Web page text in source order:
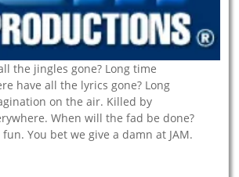
the jingles gone? Long time
have all the lyrics gone? Long
on the air. Killed by
When will the fad be done?
You bet we give a damn at JAM.